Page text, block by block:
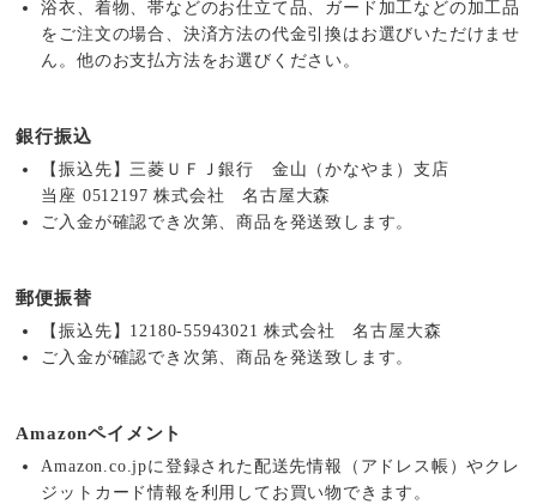
浴衣、着物、帯などのお仕立て品、ガード加工などの加工品
をご注文の場合、決済方法の代金引換はお選びいただけませ
ん。他のお支払方法をお選びください。
銀行振込
【振込先】三菱ＵＦＪ銀行 金山（かなやま）支店
当座 0512197 株式会社 名古屋大森
ご入金が確認でき次第、商品を発送致します。
郵便振替
【振込先】12180-55943021 株式会社 名古屋大森
ご入金が確認でき次第、商品を発送致します。
Amazonペイメント
Amazon.co.jpに登録された配送先情報（アドレス帳）やクレ
ジットカード情報を利用してお買い物できます。